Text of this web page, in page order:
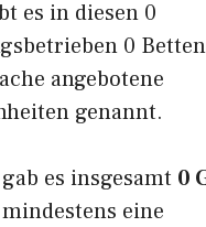
es in diesen 0
0
angebotene
genannt.
es insgesamt 0
eine